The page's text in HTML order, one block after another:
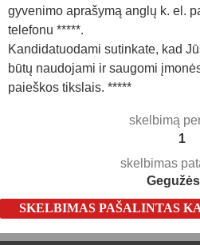
gyvenimo aprašymą anglų k. el.
telefonu *****.
Kandidatuodami sutinkate, kad
būtų naudojami ir saugomi
paieškos tikslais. *****
skelbimą
1
skelbimas
SKELBIMAS PAŠALINTAS